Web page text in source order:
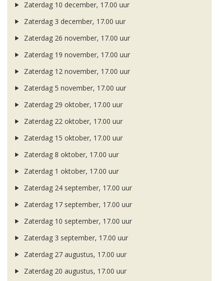
Zaterdag 10 december, 17.00 uur
Zaterdag 3 december, 17.00 uur
Zaterdag 26 november, 17.00 uur
Zaterdag 19 november, 17.00 uur
Zaterdag 12 november, 17.00 uur
Zaterdag 5 november, 17.00 uur
Zaterdag 29 oktober, 17.00 uur
Zaterdag 22 oktober, 17.00 uur
Zaterdag 15 oktober, 17.00 uur
Zaterdag 8 oktober, 17.00 uur
Zaterdag 1 oktober, 17.00 uur
Zaterdag 24 september, 17.00 uur
Zaterdag 17 september, 17.00 uur
Zaterdag 10 september, 17.00 uur
Zaterdag 3 september, 17.00 uur
Zaterdag 27 augustus, 17.00 uur
Zaterdag 20 augustus, 17.00 uur